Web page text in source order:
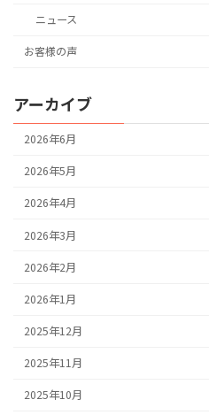
ニュース
お客様の声
アーカイブ
2026年6月
2026年5月
2026年4月
2026年3月
2026年2月
2026年1月
2025年12月
2025年11月
2025年10月